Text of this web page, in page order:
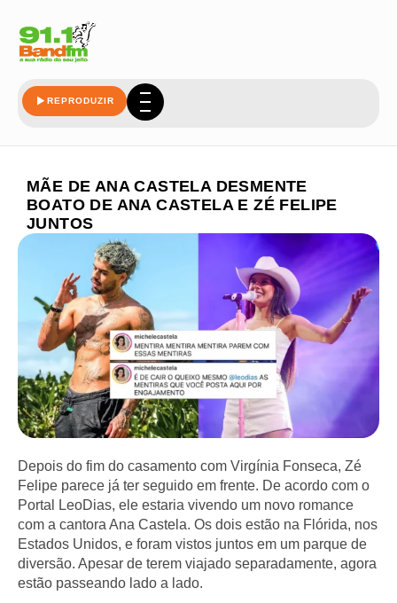
REPRODUZIR
MÃE DE ANA CASTELA DESMENTE
BOATO DE ANA CASTELA E ZÉ FELIPE
JUNTOS
Depois do fim do casamento com Virgínia Fonseca, Zé
Felipe parece já ter seguido em frente. De acordo com o
Portal LeoDias, ele estaria vivendo um novo romance
com a cantora Ana Castela. Os dois estão na Flórida, nos
Estados Unidos, e foram vistos juntos em um parque de
diversão. Apesar de terem viajado separadamente, agora
estão passeando lado a lado.